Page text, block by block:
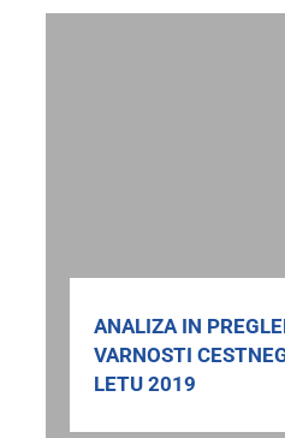
ANALIZA IN
VARNOSTI
LETU 2019